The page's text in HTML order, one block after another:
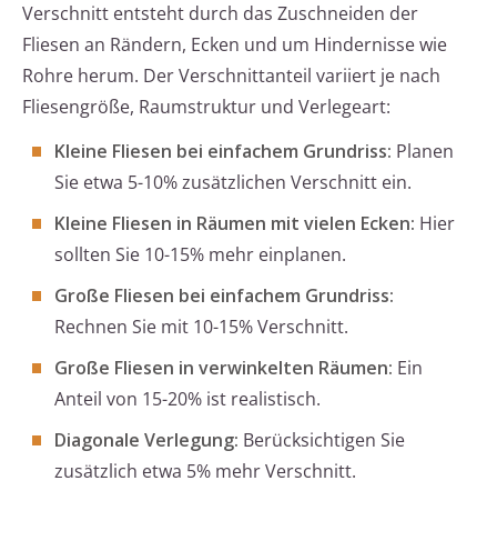
Verschnitt entsteht durch das Zuschneiden der
Fliesen an Rändern, Ecken und um Hindernisse wie
Rohre herum. Der Verschnittanteil variiert je nach
Fliesengröße, Raumstruktur und Verlegeart:
Kleine Fliesen bei einfachem Grundriss: Planen
Sie etwa 5-10% zusätzlichen Verschnitt ein.
Kleine Fliesen in Räumen mit vielen Ecken: Hier
sollten Sie 10-15% mehr einplanen.
Große Fliesen bei einfachem Grundriss:
Rechnen Sie mit 10-15% Verschnitt.
Große Fliesen in verwinkelten Räumen: Ein
Anteil von 15-20% ist realistisch.
Diagonale Verlegung: Berücksichtigen Sie
zusätzlich etwa 5% mehr Verschnitt.